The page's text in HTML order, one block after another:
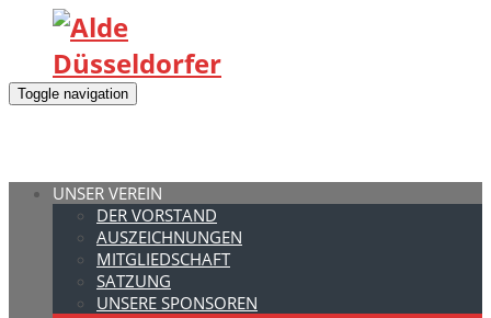
Toggle navigation
UNSER VEREIN
DER VORSTAND
AUSZEICHNUNGEN
MITGLIEDSCHAFT
SATZUNG
UNSERE SPONSOREN